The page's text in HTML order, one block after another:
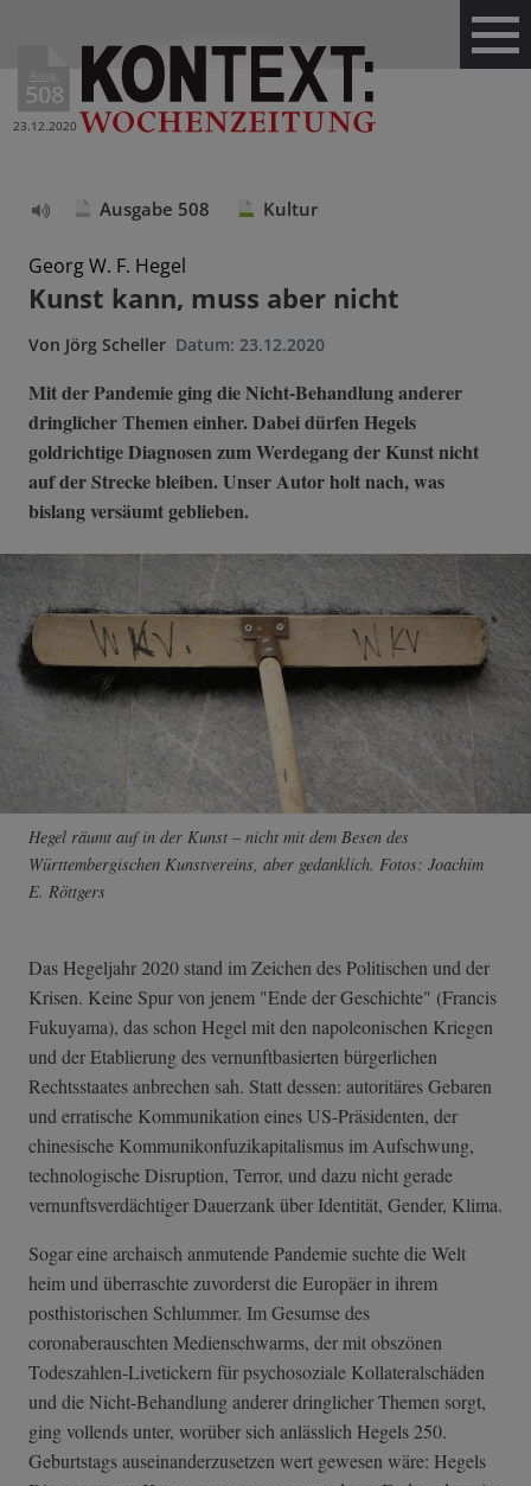
Ausg.
508
23.12.2020
vorlesen
Ausgabe 508 Kultur
Georg W. F. Hegel
Kunst kann, muss aber nicht
Von Jörg Scheller Datum: 23.12.2020
Mit der Pandemie ging die Nicht-Behandlung anderer
dringlicher Themen einher. Dabei dürfen Hegels
goldrichtige Diagnosen zum Werdegang der Kunst nicht
auf der Strecke bleiben. Unser Autor holt nach, was
bislang versäumt geblieben.
Hegel räumt auf in der Kunst – nicht mit dem Besen des
Württembergischen Kunstvereins, aber gedanklich. Fotos: Joachim
E. Röttgers
Das Hegeljahr 2020 stand im Zeichen des Politischen und der
Krisen. Keine Spur von jenem "Ende der Geschichte" (Francis
Fukuyama), das schon Hegel mit den napoleonischen Kriegen
und der Etablierung des vernunftbasierten bürgerlichen
Rechtsstaates anbrechen sah. Statt dessen: autoritäres Gebaren
und erratische Kommunikation eines US-Präsidenten, der
chinesische Kommunikonfuzikapitalismus im Aufschwung,
technologische Disruption, Terror, und dazu nicht gerade
vernunftsverdächtiger Dauerzank über Identität, Gender, Klima.
Sogar eine archaisch anmutende Pandemie suchte die Welt
heim und überraschte zuvorderst die Europäer in ihrem
posthistorischen Schlummer. Im Gesumse des
coronaberauschten Medienschwarms, der mit obszönen
Todeszahlen-Livetickern für psychosoziale Kollateralschäden
und die Nicht-Behandlung anderer dringlicher Themen sorgt,
ging vollends unter, worüber sich anlässlich Hegels 250.
Geburtstags auseinanderzusetzen wert gewesen wäre: Hegels